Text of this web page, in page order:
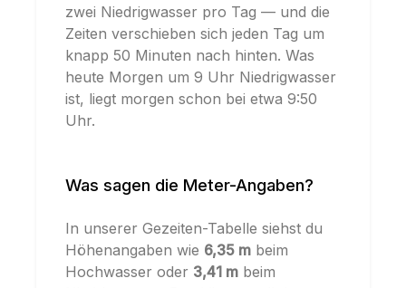
zwei Niedrigwasser pro Tag — und die
Zeiten verschieben sich jeden Tag um
knapp 50 Minuten nach hinten. Was
heute Morgen um 9 Uhr Niedrigwasser
ist, liegt morgen schon bei etwa 9:50
Uhr.
Was sagen die Meter-Angaben?
In unserer Gezeiten-Tabelle siehst du
Höhenangaben wie 6,35 m beim
Hochwasser oder 3,41 m beim